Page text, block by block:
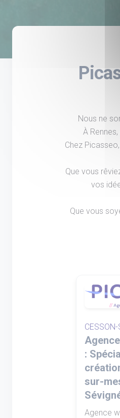
Nous ne
À
Chez
Que vous
vos
Que vous
:
sur-
Agence